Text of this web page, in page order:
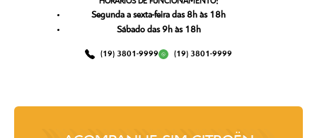
Segunda a sexta-feira das 8h às 18h
Sábado das 9h às 18h
(19) 3801-9999 (19) 3801-9999